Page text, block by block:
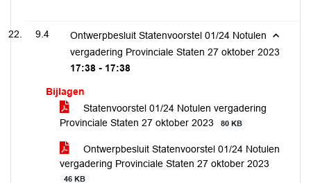
9.4
Ontwerpbesluit Statenvoorstel 01/24 Notulen
vergadering Provinciale Staten 27 oktober 2023
17:38 - 17:38
Bijlagen
Statenvoorstel 01/24 Notulen vergadering
Provinciale Staten 27 oktober 2023
80 KB
Ontwerpbesluit Statenvoorstel 01/24 Notulen
vergadering Provinciale Staten 27 oktober 2023
46 KB